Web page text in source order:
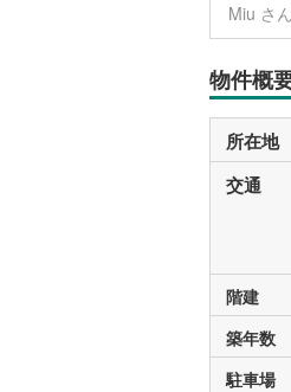
Miu さ
物件概
所在地
交通
階建
築年数
駐車場